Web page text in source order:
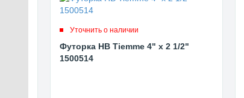
Уточнить о наличии
Футорка НВ Tiemme 4" x 2 1/2"
1500514